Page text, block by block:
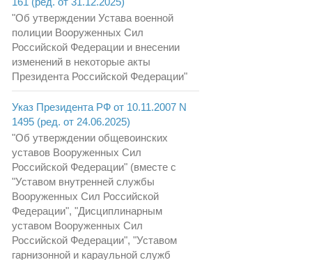
"Об утверждении Устава военной
полиции Вооруженных Сил
Российской Федерации и внесении
изменений в некоторые акты
Президента Российской Федерации"
Указ Президента РФ от 10.11.2007 N
1495 (ред. от 24.06.2025)
"Об утверждении общевоинских
уставов Вооруженных Сил
Российской Федерации" (вместе с
"Уставом внутренней службы
Вооруженных Сил Российской
Федерации", "Дисциплинарным
уставом Вооруженных Сил
Российской Федерации", "Уставом
гарнизонной и караульной служб